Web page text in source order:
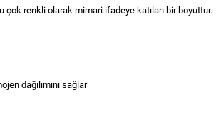
çok renkli olarak mimari ifadeye katılan bir boyuttur.
dağılımını sağlar